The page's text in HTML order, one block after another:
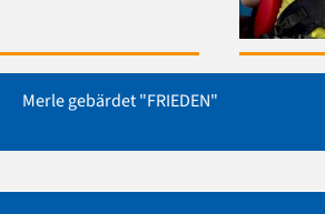
Merle gebärdet "FRIEDEN"